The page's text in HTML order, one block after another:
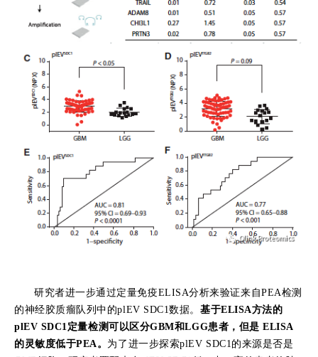
研究者进一步通过定量免疫ELISA分析来验证来自PEA检测
的神经胶质瘤队列中的plEV SDC1数据。 基于ELISA方法的
plEV SDC1定量检测可以区分GBM和LGG患者，但是 ELISA
的灵敏度低于PEA。 为了进一步探索plEV SDC1的来源是否是